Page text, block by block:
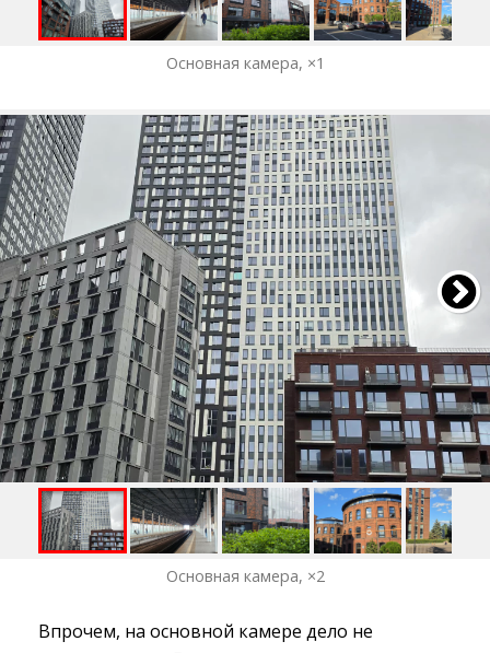
Основная камера, ×1
Основная камера, ×2
Впрочем, на основной камере дело не